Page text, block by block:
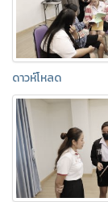
ดาวห์โหลด